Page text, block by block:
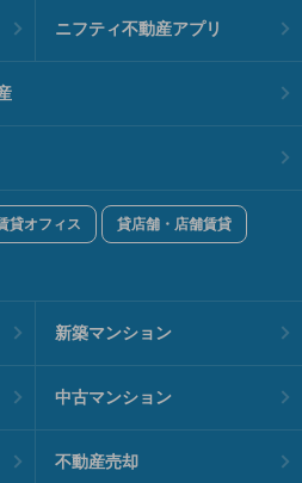
ニフティ不動産アプリ
貸オフィス 貸店舗・店舗賃貸
新築マンション
中古マンション
不動産売却